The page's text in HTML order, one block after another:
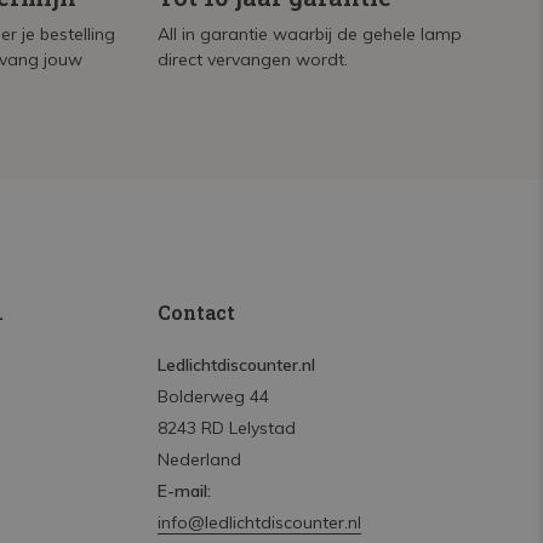
je bestelling
jouw
All in garantie waarbij de gehele lamp
direct vervangen wordt.
Contact
Ledlichtdiscounter.nl
Bolderweg 44
8243 RD Lelystad
Nederland
E-mail:
info@ledlichtdiscounter.nl